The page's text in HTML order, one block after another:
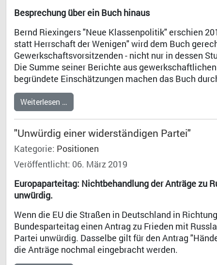
Besprechung über ein Buch hinaus
Bernd Riexingers "Neue Klassenpolitik" erschien
statt Herrschaft der Wenigen" wird dem Buch
Gewerkschaftsvorsitzenden - nicht nur in dessen
Die Summe seiner Berichte aus
begründete Einschätzungen machen das Buch
Weiterlesen …
"Unwürdig einer widerständigen Partei"
Kategorie: Positionen
Veröffentlicht: 06. März 2019
Europaparteitag: Nichtbehandlung der Anträge zu
unwürdig.
Wenn die EU die Straßen in Deutschland in
Bundesparteitag einen Antrag zu Frieden mit
Partei unwürdig. Dasselbe gilt für den Antrag
die Anträge nochmal eingebracht werden.